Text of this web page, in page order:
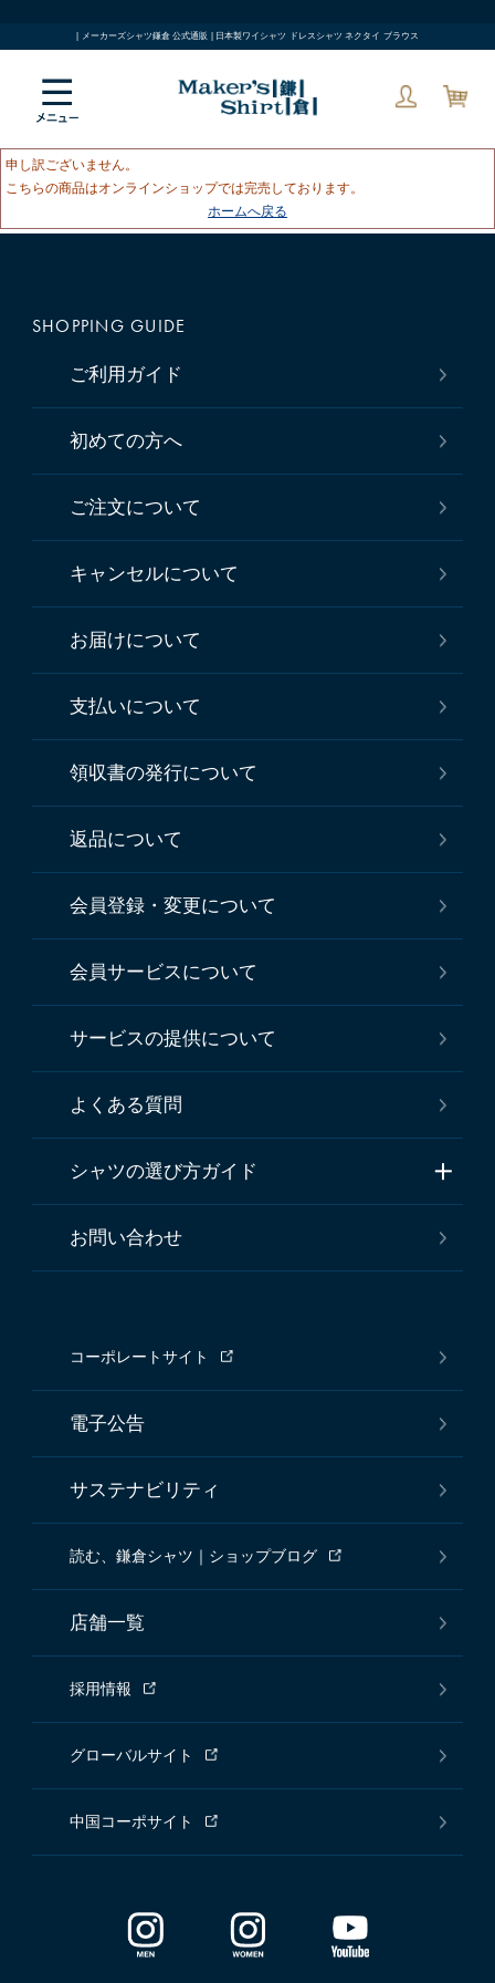
| メーカーズシャツ鎌倉 公式通販 | 日本製ワイシャツ ドレスシャツ ネクタイ ブラウス
申し訳ございません。
こちらの商品はオンラインショップでは完売しております。
ホームへ戻る
SHOPPING GUIDE
ご利用ガイド
初めての方へ
ご注文について
キャンセルについて
お届けについて
支払いについて
領収書の発行について
返品について
会員登録・変更について
会員サービスについて
サービスの提供について
よくある質問
シャツの選び方ガイド
お問い合わせ
コーポレートサイト
電子公告
サステナビリティ
読む、鎌倉シャツ｜ショップブログ
店舗一覧
採用情報
グローバルサイト
中国コーポサイト